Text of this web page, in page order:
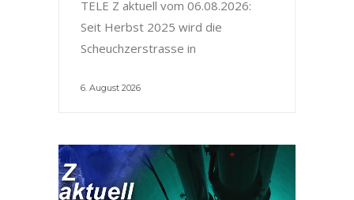
TELE Z aktuell vom 06.08.2026:
Seit Herbst 2025 wird die
Scheuchzerstrasse in
6. August 2026